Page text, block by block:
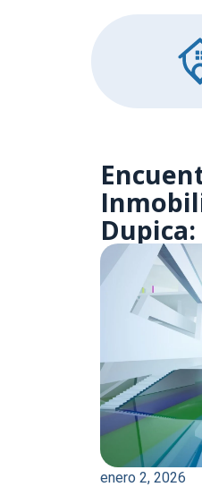
enero 2, 2026